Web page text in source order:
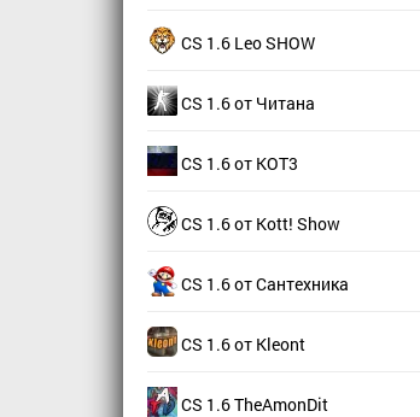
CS 1.6 Leo SHOW
CS 1.6 от Читана
CS 1.6 от КОТ3
CS 1.6 от Kott! Show
CS 1.6 от Сантехника
CS 1.6 от Kleont
CS 1.6 TheAmonDit